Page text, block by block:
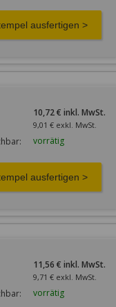
10,72 € inkl. MwSt.
9,01 € exkl. MwSt.
vorrätig
11,56 € inkl. MwSt.
9,71 € exkl. MwSt.
vorrätig